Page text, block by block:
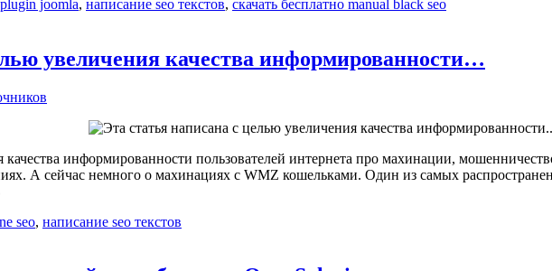
joomla, написание seo текстов, скачать бесплатно manual black seo
увеличения качества информированности…
качества информированности пользователей интернета про махинации,
А сейчас немного о махинациях с WMZ кошельками. Один из самых
seo, написание seo текстов